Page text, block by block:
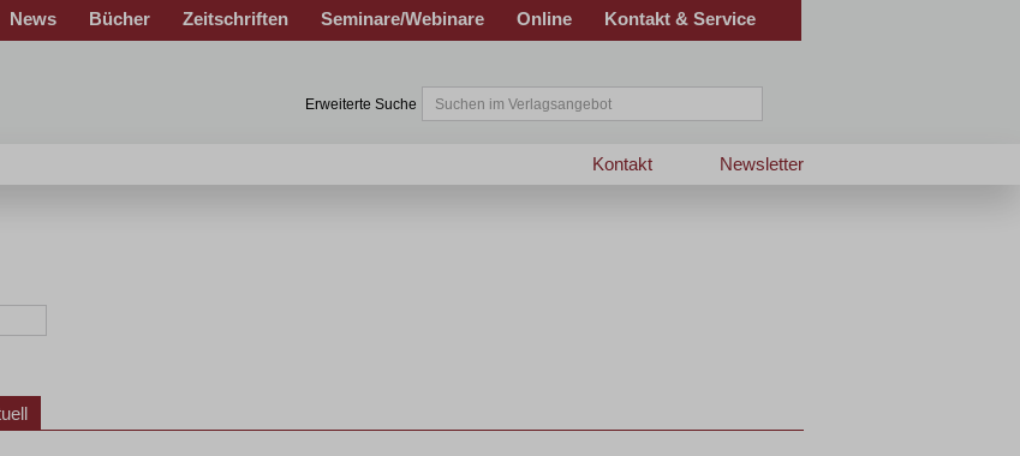
News Bücher Zeitschriften Seminare/Webinare Online Kontakt & Service
Erweiterte Suche
Newsletter
Kontakt